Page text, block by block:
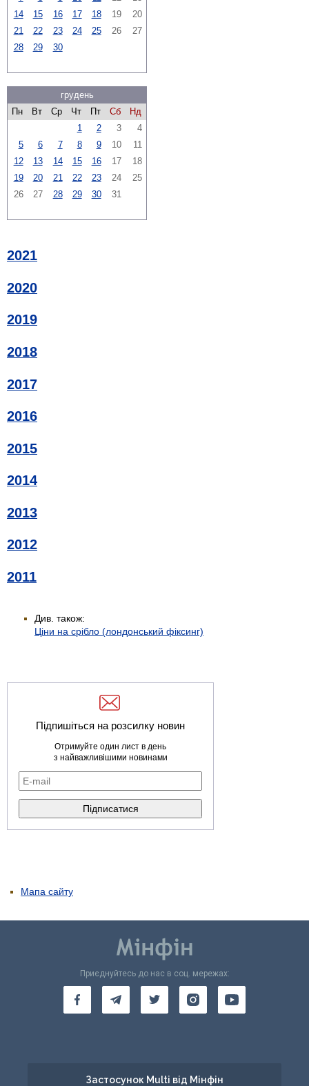
14
15 16 17 18 19
20
21
22 23 24 25 26
27
28
29 30
грудень
Пн
Вт Ср Чт Пт Сб
Нд
1
2 3
4
5
6 7 8 9 10
11
12
13 14 15 16 17
18
19
20 21 22 23 24
25
26
27 28 29 30 31
2021
2020
2019
2018
2017
2016
2015
2014
2013
2012
2011
Див. також:
Ціни на срібло (лондонський фіксинг)
Підпишіться на розсилку новин
Отримуйте один лист в день
з найважливішими новинами
Мапа сайту
Приєднуйтесь до нас в соц. мережах:
Застосунок Multi від Мінфін